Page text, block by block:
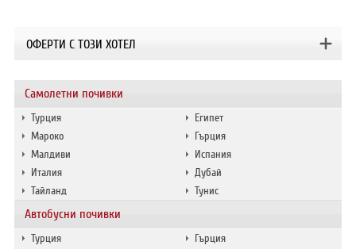
Самолетни почивки
Турция
Египет
Мароко
Гърция
Малдиви
Испания
Италия
Дубай
Тайланд
Тунис
Автобусни почивки
Турция
Гърция
OФЕРТИ С ТОЗИ ХОТЕЛ